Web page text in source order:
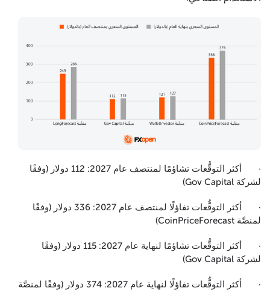
· أكثر التوقُّعات تشاؤمًا لمنتصف عام 2027: 112 دولار (وفقًا
لشركة Gov Capital)
· أكثر التوقُّعات تفاؤلًا لمنتصف عام 2027: 336 دولار (وفقًا
لمنصَّة CoinPriceForecast)
· أكثر التوقُّعات تشاؤمًا لنهاية عام 2027: 115 دولار (وفقًا
لشركة Gov Capital)
· أكثر التوقُّعات تفاؤلًا لنهاية عام 2027: 374 دولار (وفقًا لمنصَّة